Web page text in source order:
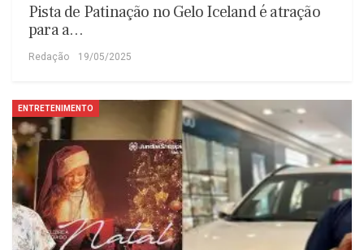
Pista de Patinação no Gelo Iceland é atração
para a…
Redação 19/05/2025
ENTRETENIMENTO